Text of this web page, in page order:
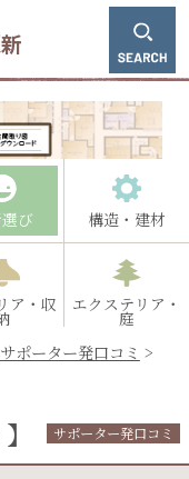
び 構造・建材
ア・収 エクステリア・
庭
サポーター発口コミ >
サポーター発口コミ